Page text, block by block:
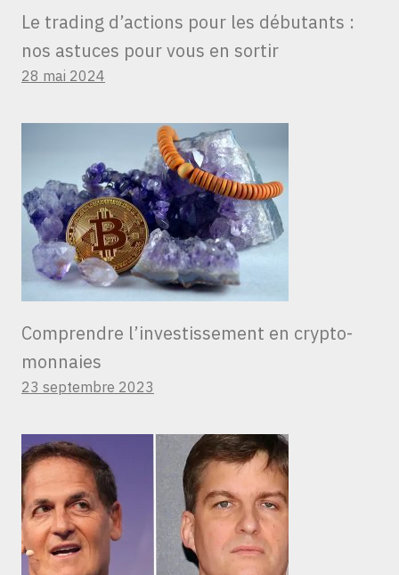
Le trading d’actions pour les débutants :
nos astuces pour vous en sortir
28 mai 2024
Comprendre l’investissement en crypto-
monnaies
23 septembre 2023